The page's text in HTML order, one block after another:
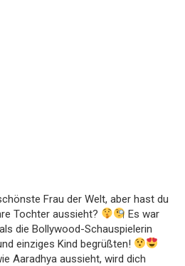
Frau der Welt, aber hast du
Tochter aussieht?
Es war
die Bollywood-Schauspielerin
einziges Kind begrüßten!
Aaradhya aussieht, wird dich